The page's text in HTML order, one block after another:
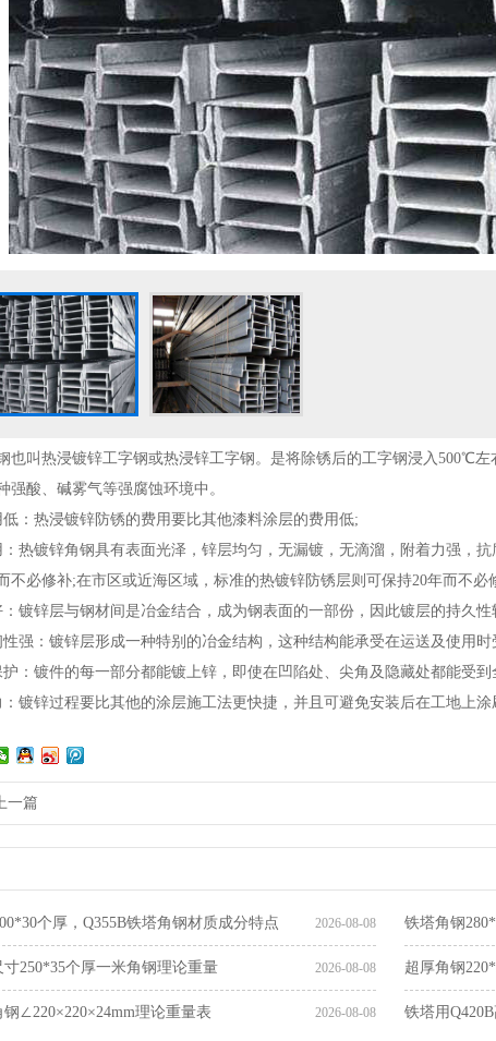
叫热浸镀锌工字钢或热浸锌工字钢。是将除锈后的工字钢浸入500℃左
强酸、碱雾气等强腐蚀环境中。
热浸镀锌防锈的费用要比其他漆料涂层的费用低;
镀锌角钢具有表面光泽，锌层均匀，无漏镀，无滴溜，附着力强，抗
不必修补;在市区或近海区域，标准的热镀锌防锈层则可保持20年而不必
锌层与钢材间是冶金结合，成为钢表面的一部份，因此镀层的持久性
：镀锌层形成一种特别的冶金结构，这种结构能承受在运送及使用时
镀件的每一部分都能镀上锌，即使在凹陷处、尖角及隐藏处都能受到
锌过程要比其他的涂层施工法更快捷，并且可避免安装后在工地上涂
一篇
2026-08-08
个厚，Q355B铁塔角钢材质成分特点 铁塔角钢
2026-08-08
寸250*35个厚一米角钢理论重量 超厚角钢
2026-08-08
钢∠220×220×24mm理论重量表 铁塔用